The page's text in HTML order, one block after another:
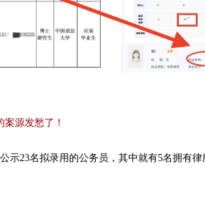
源发愁了！
示23名拟录用的公务员，其中就有5名拥有